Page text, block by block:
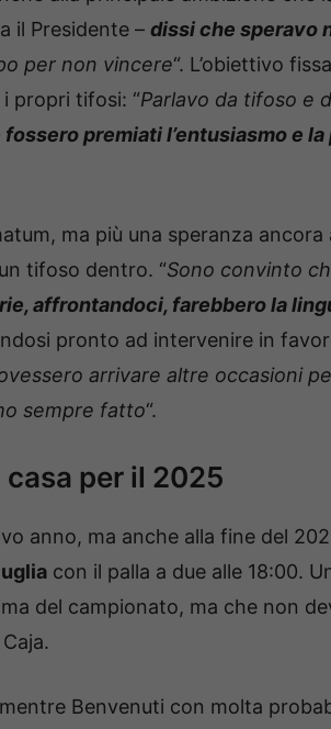
il Presidente – dissi che speravo
per non vincere“. L’obiettivo
propri tifosi: “Parlavo da tifoso e
premiati l’entusiasmo e la
ma più una speranza ancora
tifoso dentro. “Sono convinto
affrontandoci, farebbero la
pronto ad intervenire in
arrivare altre occasioni
sempre fatto“.
casa per il 2025
anno, ma anche alla fine del
con il palla a due alle 18:00.
del campionato, ma che non
Benvenuti con molta